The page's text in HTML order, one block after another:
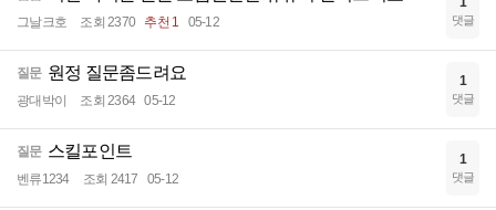
그날크호 조회 2370 추천 1 05-12 댓글
질문 원정 질문좀드려요
광대박이 조회 2364 05-12
1
댓글
질문 스킬포인트
벤류1234 조회 2417 05-12
1
댓글